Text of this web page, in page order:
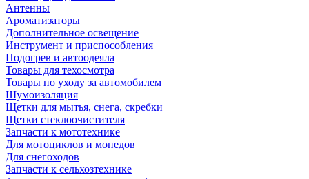
Антенны
Ароматизаторы
Дополнительное освещение
Инструмент и приспособления
Подогрев и автоодеяла
Товары для техосмотра
Товары по уходу за автомобилем
Шумоизоляция
Щетки для мытья, снега, скребки
Щетки стеклоочистителя
Запчасти к мототехнике
Для мотоциклов и мопедов
Для снегоходов
Запчасти к сельхозтехнике